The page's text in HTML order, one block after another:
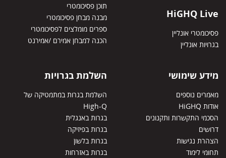
תוכן פסיכומטרי
מבנה מבחן פסיכומטרי
ספרים מומלצים לפסיכומטרי
הכנה למבחן אמירם /אמירנט
השלמת בגרויות
השלמת בגרות במתמטיקה של
High-Q
בגרות באנגלית
בגרות בפיזיקה
בגרות בלשון
בגרות באזרחות
HiGHQ Live
פסיכומטרי אונליין
בגרויות אונליין
מידע שימושי
מאמרים נוספים
אודות HiGHQ
הסכמי התקשרות ותקנונים
דרושים
הצהרת נגישות
תחומי לימוד